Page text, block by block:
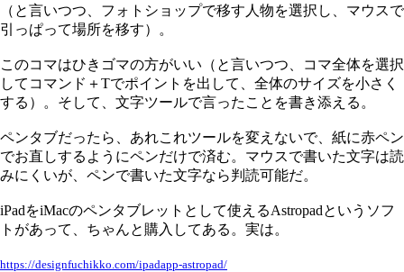
（と言いつつ、フォトショップで移す人物を選択し、マウスで
引っぱって場所を移す）。
このコマはひきゴマの方がいい（と言いつつ、コマ全体を選択
してコマンド＋Tでポイントを出して、全体のサイズを小さく
する）。そして、文字ツールで言ったことを書き添える。
ペンタブだったら、あれこれツールを変えないで、紙に赤ペン
でお直しするようにペンだけで済む。マウスで書いた文字は読
みにくいが、ペンで書いた文字なら判読可能だ。
iPadをiMacのペンタブレットとして使えるAstropadというソフ
トがあって、ちゃんと購入してある。実は。
https://designfuchikko.com/ipadapp-astropad/